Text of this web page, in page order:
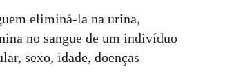
eliminá-la na urina,
no sangue de um indivíduo
sexo, idade, doenças